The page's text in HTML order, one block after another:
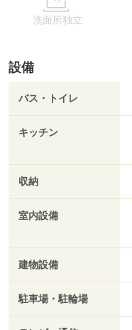
洗面所独立
設備
バス・トイレ
キッチン
収納
室内設備
建物設備
駐車場・駐輪場